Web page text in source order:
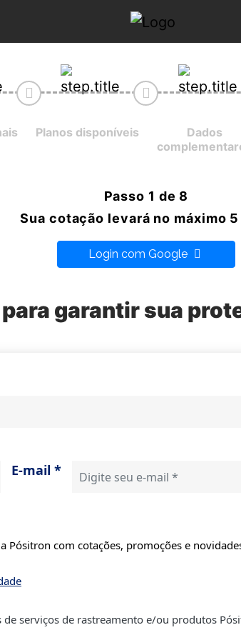
Planos disponíveis
Dados
Passo 1 de 8
Sua cotação levará no máximo
Login com Google
garantir sua
E-mail *
Pósitron com cotações, promoções e
serviços de rastreamento e/ou produtos